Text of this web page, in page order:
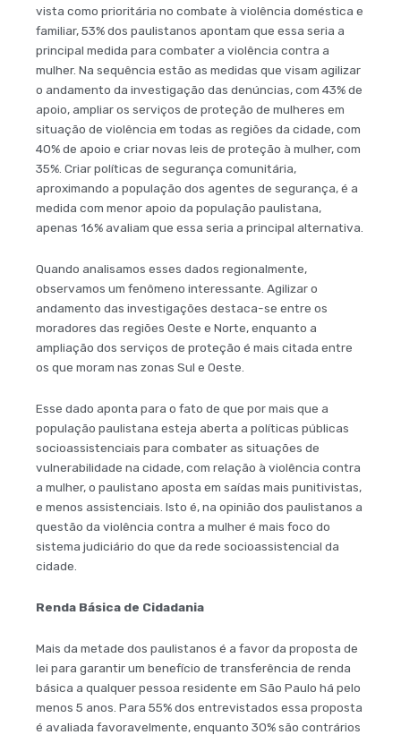
vista como prioritária no combate à violência doméstica e
familiar, 53% dos paulistanos apontam que essa seria a
principal medida para combater a violência contra a
mulher. Na sequência estão as medidas que visam agilizar
o andamento da investigação das denúncias, com 43% de
apoio, ampliar os serviços de proteção de mulheres em
situação de violência em todas as regiões da cidade, com
40% de apoio e criar novas leis de proteção à mulher, com
35%. Criar políticas de segurança comunitária,
aproximando a população dos agentes de segurança, é a
medida com menor apoio da população paulistana,
apenas 16% avaliam que essa seria a principal alternativa.
Quando analisamos esses dados regionalmente,
observamos um fenômeno interessante. Agilizar o
andamento das investigações destaca-se entre os
moradores das regiões Oeste e Norte, enquanto a
ampliação dos serviços de proteção é mais citada entre
os que moram nas zonas Sul e Oeste.
Esse dado aponta para o fato de que por mais que a
população paulistana esteja aberta a políticas públicas
socioassistenciais para combater as situações de
vulnerabilidade na cidade, com relação à violência contra
a mulher, o paulistano aposta em saídas mais punitivistas,
e menos assistenciais. Isto é, na opinião dos paulistanos a
questão da violência contra a mulher é mais foco do
sistema judiciário do que da rede socioassistencial da
cidade.
Renda Básica de Cidadania
Mais da metade dos paulistanos é a favor da proposta de
lei para garantir um benefício de transferência de renda
básica a qualquer pessoa residente em São Paulo há pelo
menos 5 anos. Para 55% dos entrevistados essa proposta
é avaliada favoravelmente, enquanto 30% são contrários